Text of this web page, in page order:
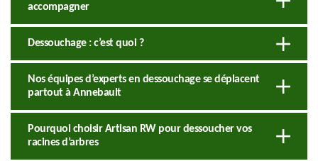
accompagner
Dessouchage : c’est quoi ?
Nos équipes d’experts en dessouchage se déplacent
partout à Annebault
Pourquoi choisir Artisan RW pour dessoucher vos
racines d’arbres